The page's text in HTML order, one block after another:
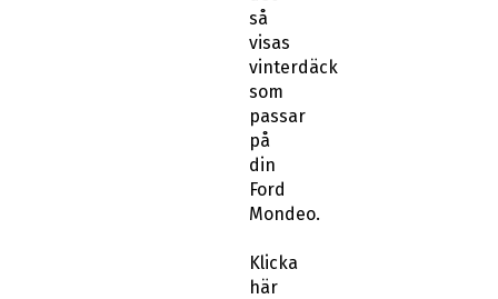
så
visas
vinterdäck
som
passar
på
din
Ford
Mondeo.
Klicka
här